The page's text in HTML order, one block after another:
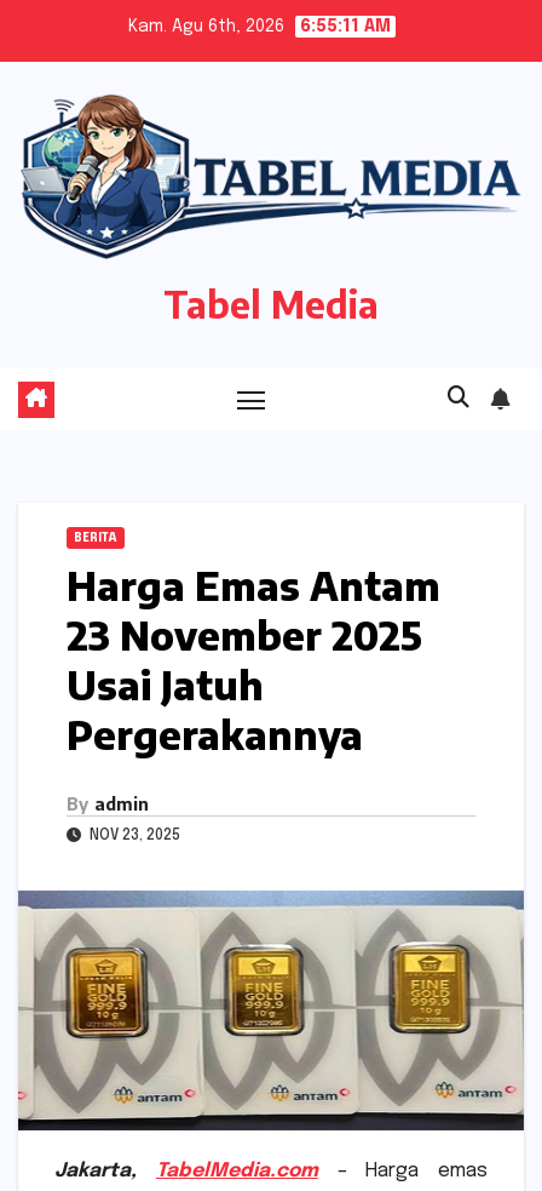
Kam. Agu 6th, 2026 6:55:11 AM
Tabel Media
BERITA
Harga Emas Antam
23 November 2025
Usai Jatuh
Pergerakannya
By admin
NOV 23, 2025
Jakarta, TabelMedia.com–
Harga emas